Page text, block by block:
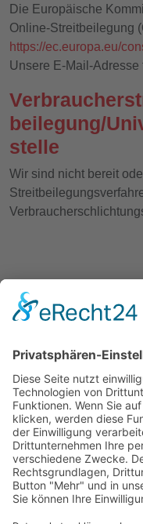
Die Europäische
Online-Streitbeilegung
https://ec.europa.eu/
Unsere E-Mail-
beilegung/
stelle
Wir sind nicht bereit
AC Busreisen Potsdam
Ketziner Straße 134
14476 Potsdam OT
Geschäftsführung:
Andreas Nickol,